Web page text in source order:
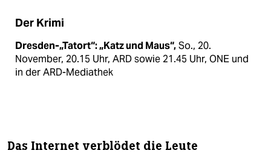
Der Krimi
Dresden-„Tatort“: „Katz und Maus“,So., 20.
November, 20.15 Uhr, ARD sowie 21.45 Uhr, ONE und
in der ARD-Mediathek
Das Internet verblödet die Leute